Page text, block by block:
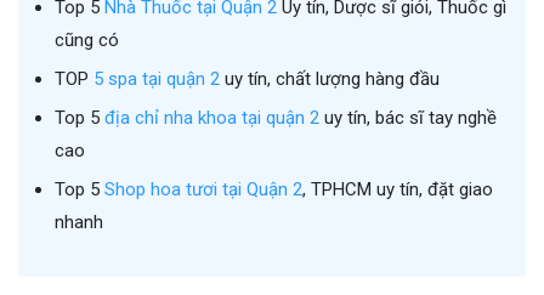
Top 5 Nhà Thuốc tại Quận 2 Uy tín, Dược sĩ giỏi, Thuốc gì
cũng có
TOP 5 spa tại quận 2 uy tín, chất lượng hàng đầu
Top 5 địa chỉ nha khoa tại quận 2 uy tín, bác sĩ tay nghề
cao
Top 5 Shop hoa tươi tại Quận 2, TPHCM uy tín, đặt giao
nhanh